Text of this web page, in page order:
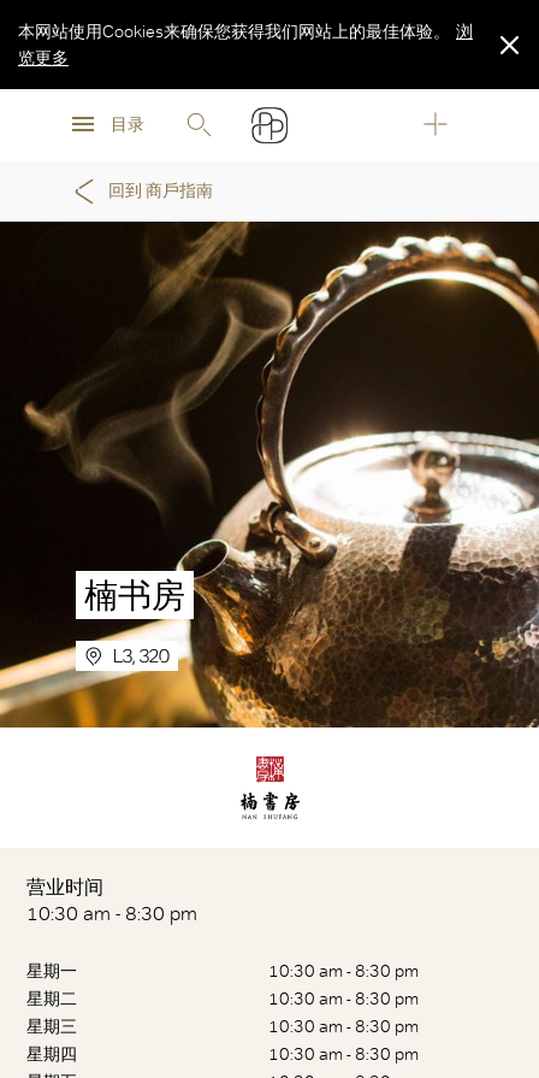
浏
目录
本网站使用Cookies来确保您获得我们网站上的最佳体验。
浏
览更多
回到 商戶指南
楠书房
L3, 320
营业时间
10:30 am - 8:30 pm
星期一
10:30 am - 8:30 pm
星期二
10:30 am - 8:30 pm
星期三
10:30 am - 8:30 pm
星期四
10:30 am - 8:30 pm